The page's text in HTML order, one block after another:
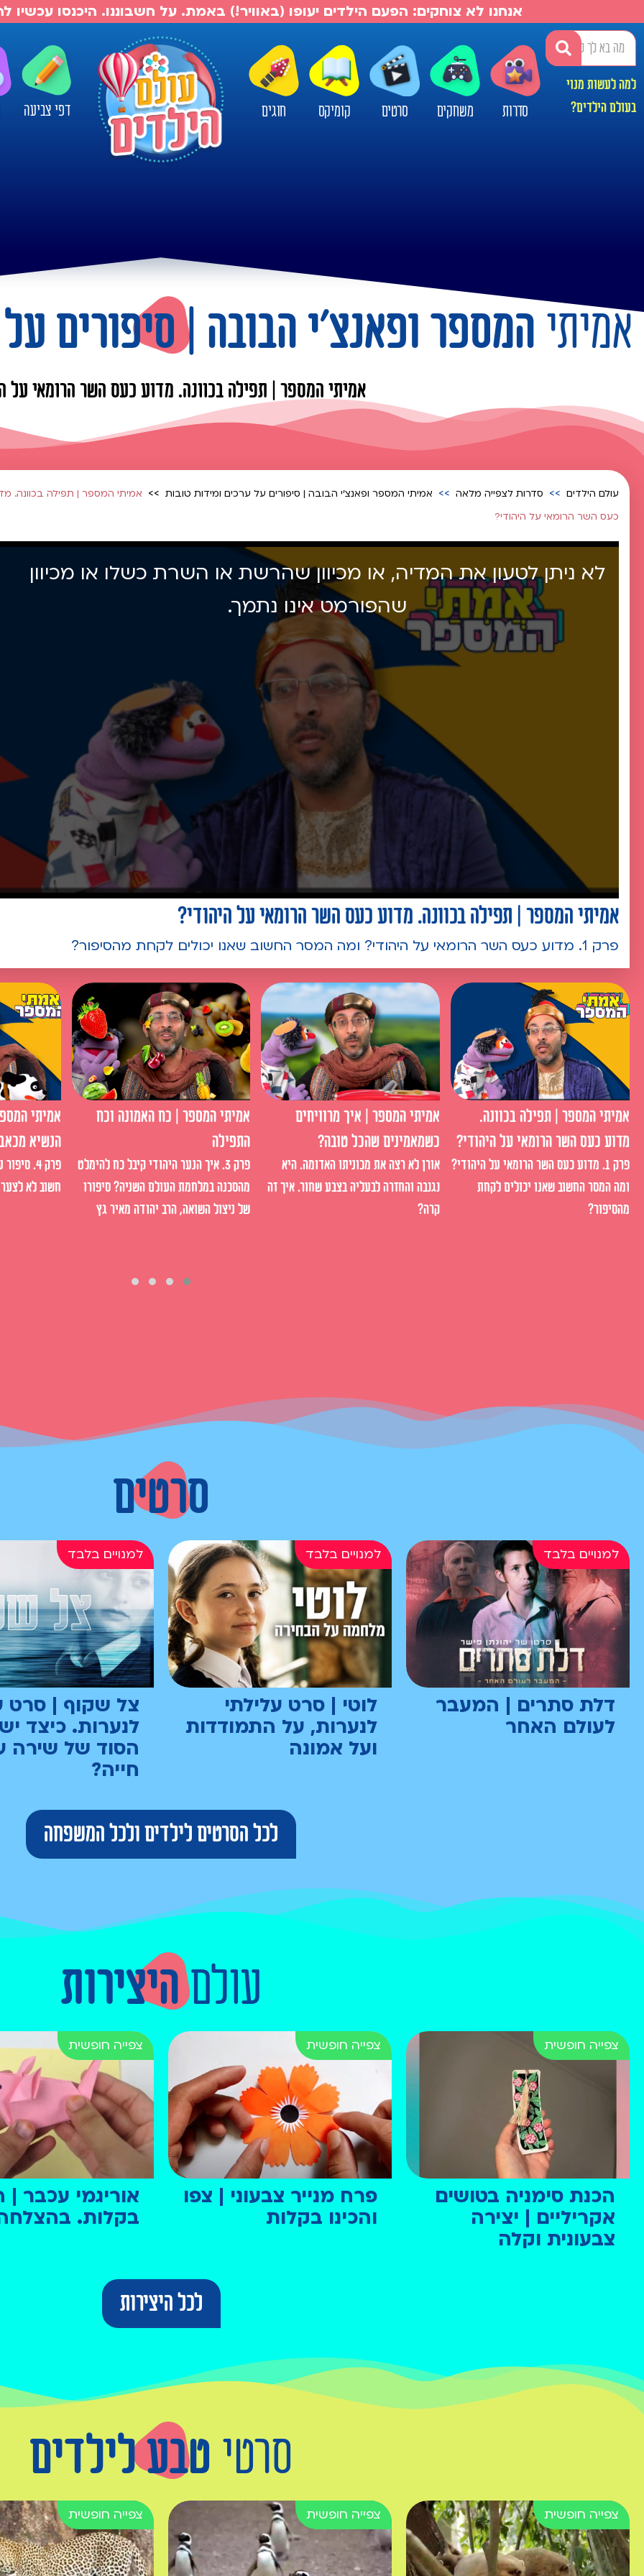
אנחנו לא צוחקים: הפעם הילדים יעופו (באוויר!) באמת. על חשבוננו. היכנסו עכשיו
למה לעשות מנוי
בעולם הילדים?
סדרות משחקים סרטים קומיקס חוגים דפי צביעה
אמיתי המספר ופאנצ'י הבובה | סיפורים
אמיתי המספר | תפילה בכוונה. מדוע כעס השר הרומאי על
עולם הילדים סדרות לצפייה מלאה אמיתי המספר ופאנצ'י הבובה | סיפורים על ערכים ומידות טובות
אמיתי המספר | תפילה בכוונה.
כעס השר הרומאי על היהודי?
לא ניתן לטעון את המדיה, או מכיוון שהרשת או השרת כשלו או מכיוון
שהפורמט אינו נתמך.
אמיתי המספר | תפילה בכוונה. מדוע כעס השר הרומאי על היהודי?
פרק 1. מדוע כעס השר הרומאי על היהודי? ומה המסר החשוב שאנו יכולים לקחת מהסיפור?
אמיתי המספר | תפילה בכוונה.
מדוע כעס השר הרומאי על היהודי?
פרק 1. מדוע כעס השר הרומאי על היהודי?
ומה המסר החשוב שאנו יכולים לקחת
מהסיפור?
אמיתי המספר | איך מרוויחים
כשמאמינים שהכל טובה?
אורן לא רצה את מכוניתו האדומה. היא
נגנבה והחזרה לבעליה בצבע שחור. איך זה
קרה?
אמיתי המספר | כח האמונה וכח
התפילה
פרק 3. איך הנער היהודי קיבל כח להימלט
מהסכנה במלחמת העולם השניה? סיפורו
של ניצול השואה, הרב יהודה מאיר גץ
אמיתי
הנשיא
פרק 4.
חשוב לא
סרטים
דלת סתרים | המעבר
לעולם האחר
לוטי | סרט עלילתי
לנערות, על התמודדות
ועל אמונה
צל שקוף | סרט
לנערות. כיצד
הסוד של שירה
חייה?
לכל הסרטים לילדים ולכל המשפחה
עולםהיצירות
הכנת סימניה בטושים
אקריליים | יצירה
צבעונית וקלה
פרח מנייר צבעוני | צפו
והכינו בקלות
אוריגמי עכבר |
בקלות.
לכל היצירות
סרטי טבע לילדים